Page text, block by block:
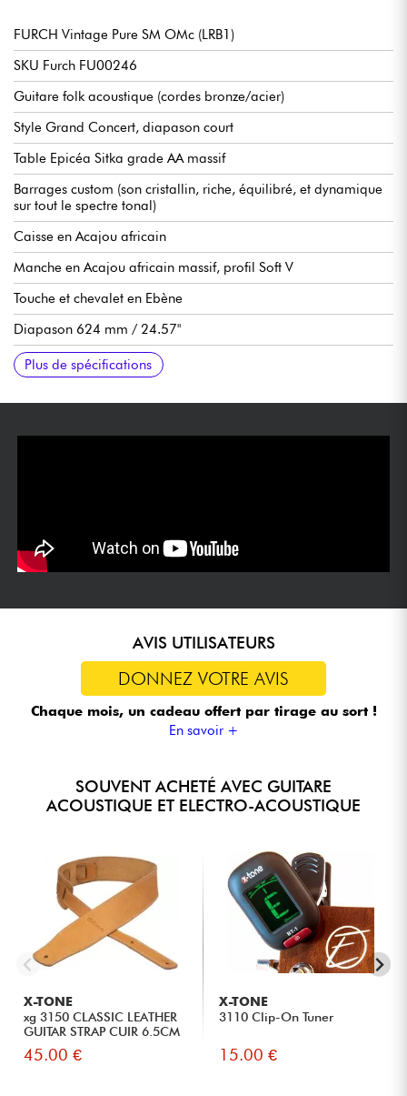
FURCH Vintage Pure SM OMc (LRB1)
SKU Furch FU00246
Guitare folk acoustique (cordes bronze/acier)
Style Grand Concert, diapason court
Table Epicéa Sitka grade AA massif
Barrages custom (son cristallin, riche, équilibré, et dynamique
sur tout le spectre tonal)
Caisse en Acajou africain
Manche en Acajou africain massif, profil Soft V
Touche et chevalet en Ebène
Diapason 624 mm / 24.57"
Radius 400 mm
Largeur manche au sillet 45 mm
Sillet Graphtech TUSQ compensés
Espacement des cordes au chevalet 55 mm
Préampli LR Baggs Element Active System Soundhole-Mounted
(volume & tonalité dans la rosace)
Mécaniques Furch Ratio 1:18
Tige de réglage manche double sens CNR System with dual-
action adjustment
Finition Open-Pore
Vendue avec housse Furch haute protection
Tirant(s) de cordes recommandés : 12.53
Plus de spécifications
AVIS UTILISATEURS
DONNEZ VOTRE AVIS
Chaque mois, un cadeau offert par tirage au sort !
En savoir +
SOUVENT ACHETÉ AVEC GUITARE
ACOUSTIQUE ET ELECTRO-ACOUSTIQUE
X-TONE
xg 3150 CLASSIC LEATHER
GUITAR STRAP CUIR 6.5CM
BR...
45.00 €
X-TONE
3110 Clip-On Tuner
15.00 €